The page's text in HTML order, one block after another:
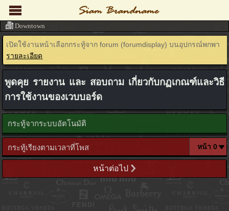
เปิดใช้งานหน้าเลือกกระทู้จาก forum (forumdisplay) บนอุปกรณ์พกพา
รายละเอียด
พูดคุย รายงาน และ สอบถาม เกี่ยวกับกฏเกณฑ์และวิธี
การใช้งานของเวบบอร์ด
กระทู้จากระบบอัตโนมัติ
กระทู้เรียงตามเวลาที่โพส
หน้าต่อไป
Downtown